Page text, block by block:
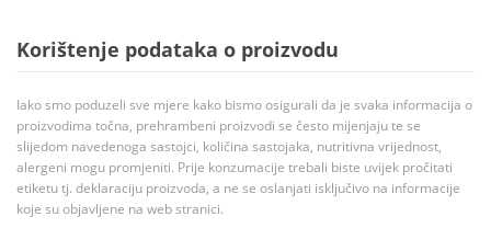
Korištenje podataka o proizvodu
Iako smo poduzeli sve mjere kako bismo osigurali da je svaka informacija o
proizvodima točna, prehrambeni proizvodi se često mijenjaju te se
slijedom navedenoga sastojci, količina sastojaka, nutritivna vrijednost,
alergeni mogu promjeniti. Prije konzumacije trebali biste uvijek pročitati
etiketu tj. deklaraciju proizvoda, a ne se oslanjati isključivo na informacije
koje su objavljene na web stranici.